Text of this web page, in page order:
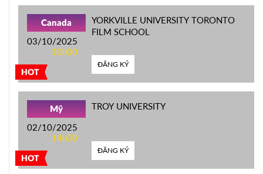
HOT
Canada
03/10/2025
10h00
YORKVILLE UNIVERSITY TORONTO
FILM SCHOOL
ĐĂNG KÝ
HOT
Mỹ
02/10/2025
14h00
TROY UNIVERSITY
ĐĂNG KÝ